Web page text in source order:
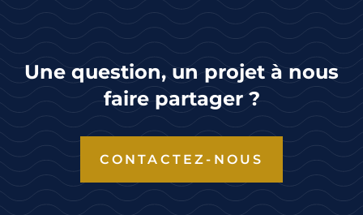
Une question, un projet à nous
faire partager ?
CONTACTEZ-NOUS